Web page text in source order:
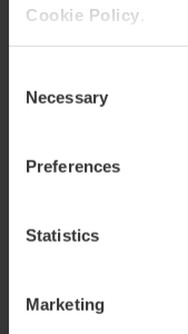
Cookie Policy
Selection
Necessary
Preferences
Statistics
Marketing